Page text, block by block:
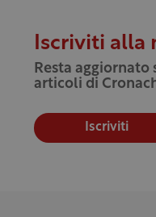
Iscriviti alla
Resta aggiornato
articoli di
Iscriviti